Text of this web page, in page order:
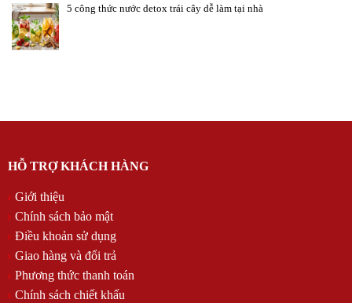
5 công thức nước detox trái cây dễ làm tại nhà
HỖ TRỢ KHÁCH HÀNG
Giới thiệu
Chính sách bảo mật
Điều khoản sử dụng
Giao hàng và đổi trả
Phương thức thanh toán
Chính sách chiết khấu